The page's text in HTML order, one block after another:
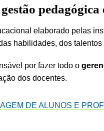
pedagógica
elaborado pelas
habilidades, dos
por fazer todo o
dos docentes.
DE ALUNOS E